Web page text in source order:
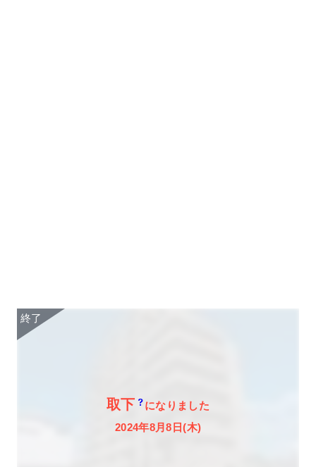
取下
になりました
2024年8月8日(木)